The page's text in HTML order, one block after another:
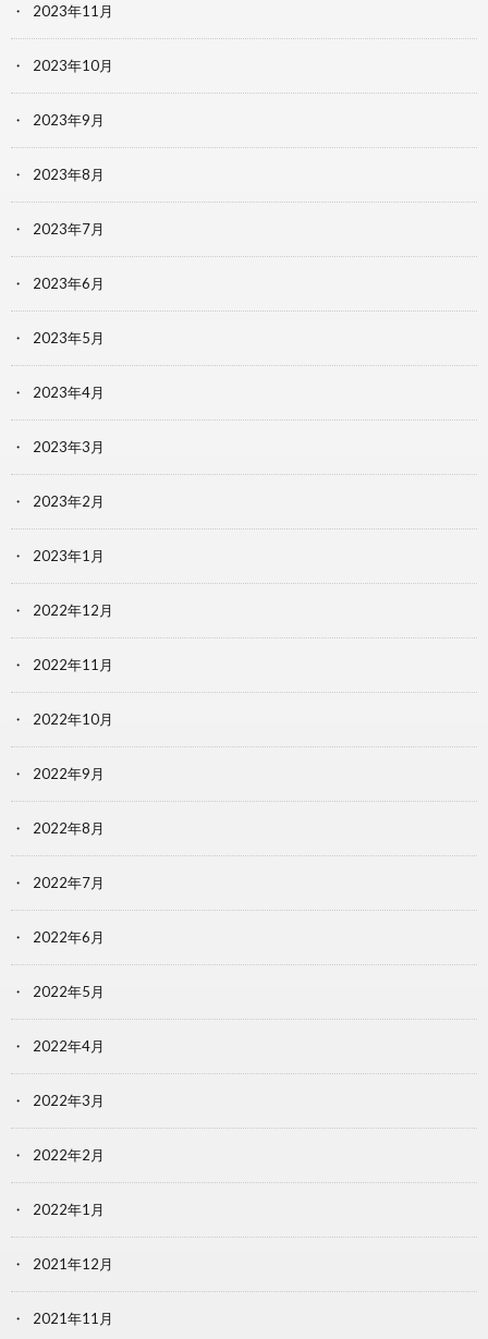
2023年11月
2023年10月
2023年9月
2023年8月
2023年7月
2023年6月
2023年5月
2023年4月
2023年3月
2023年2月
2023年1月
2022年12月
2022年11月
2022年10月
2022年9月
2022年8月
2022年7月
2022年6月
2022年5月
2022年4月
2022年3月
2022年2月
2022年1月
2021年12月
2021年11月